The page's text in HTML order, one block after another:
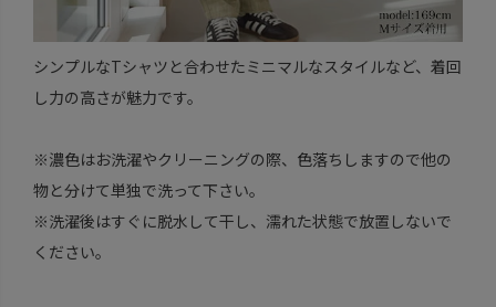
シンプルなTシャツと合わせたミニマルなスタイルなど、着回
し力の高さが魅力です。
※濃色はお洗濯やクリーニングの際、色落ちしますので他の
物と分けて単独で洗って下さい。
※洗濯後はすぐに脱水して干し、濡れた状態で放置しないで
ください。